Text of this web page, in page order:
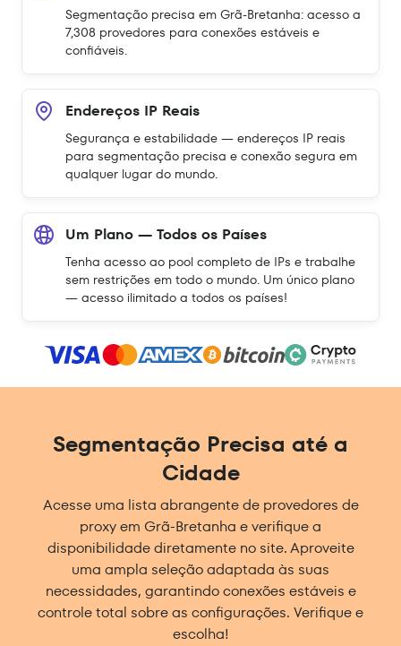
Segmentação precisa em Grã-Bretanha: acesso a
7,308 provedores para conexões estáveis e
confiáveis.
Endereços IP Reais
Segurança e estabilidade — endereços IP reais
para segmentação precisa e conexão segura em
qualquer lugar do mundo.
Um Plano — Todos os Países
Tenha acesso ao pool completo de IPs e trabalhe
sem restrições em todo o mundo. Um único plano
— acesso ilimitado a todos os países!
Segmentação Precisa até a
Cidade
Acesse uma lista abrangente de provedores de
proxy em Grã-Bretanha e verifique a
disponibilidade diretamente no site. Aproveite
uma ampla seleção adaptada às suas
necessidades, garantindo conexões estáveis e
controle total sobre as configurações. Verifique e
escolha!